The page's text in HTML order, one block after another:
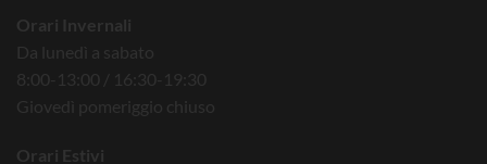
Orari Invernali
Da lunedì a sabato
8:00-13:00 / 16:30-19:30
Giovedì pomeriggio chiuso
Orari Estivi